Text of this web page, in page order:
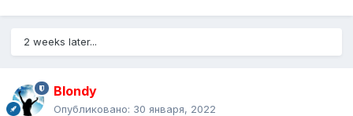
2 weeks later...
Blondy
Опубликовано: 30 января, 2022